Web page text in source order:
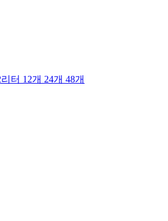
터 12개 24개 48개